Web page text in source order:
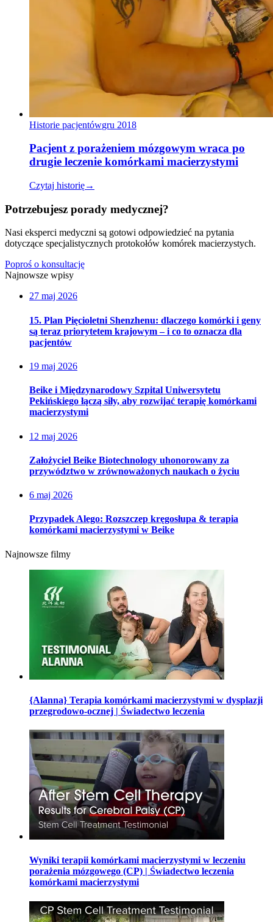
Historie pacjentówgru 2018
Pacjent z porażeniem mózgowym wraca po
drugie leczenie komórkami macierzystymi
Czytaj historię→
Potrzebujesz porady medycznej?
Nasi eksperci medyczni są gotowi odpowiedzieć na pytania
dotyczące specjalistycznych protokołów komórek macierzystych.
Poproś o konsultację
Najnowsze wpisy
27 maj 2026
15. Plan Pięcioletni Shenzhenu: dlaczego komórki i geny
są teraz priorytetem krajowym – i co to oznacza dla
pacjentów
19 maj 2026
Beike i Międzynarodowy Szpital Uniwersytetu
Pekińskiego łączą siły, aby rozwijać terapię komórkami
macierzystymi
12 maj 2026
Założyciel Beike Biotechnology uhonorowany za
przywództwo w zrównoważonych naukach o życiu
6 maj 2026
Przypadek Alego: Rozszczep kręgosłupa & terapia
komórkami macierzystymi w Beike
Najnowsze filmy
{Alanna} Terapia komórkami macierzystymi w dysplazji
przegrodowo-ocznej | Świadectwo leczenia
Wyniki terapii komórkami macierzystymi w leczeniu
porażenia mózgowego (CP) | Świadectwo leczenia
komórkami macierzystymi